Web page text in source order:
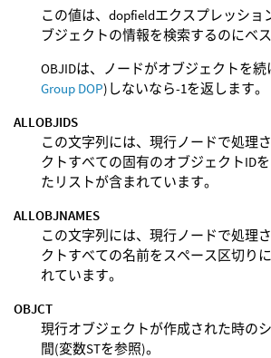
この値は、dopfieldエクスプレッショ
ブジェクトの情報を検索するのにベ
OBJIDは、ノードがオブジェクトを続
Group DOP)しないなら-1を返します。
ALLOBJIDS
この文字列には、現行ノードで処理
クトすべての固有のオブジェクトID
たリストが含まれています。
ALLOBJNAMES
この文字列には、現行ノードで処理
クトすべての名前をスペース区切り
れています。
OBJCT
現行オブジェクトが作成された時の
間(変数STを参照)。